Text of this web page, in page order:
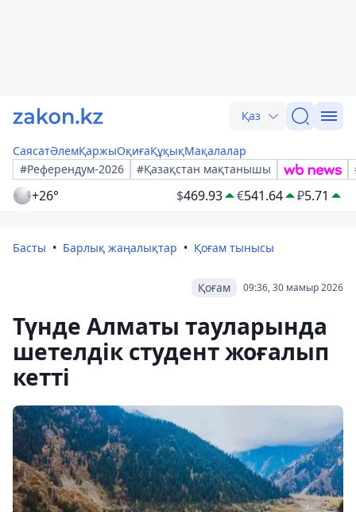
Қаз
СаясатӘлемҚаржыОқиғаҚұқықМақалалар
#Референдум-2026
#Қазақстан мақтанышы
+26° $469.93 €541.64 ₽5.71
Басты Барлық жаңалықтар Қоғам тынысы
09:36, 30 мамыр 2026
Қоғам
Түнде Алматы тауларында
шетелдік студент жоғалып
кетті